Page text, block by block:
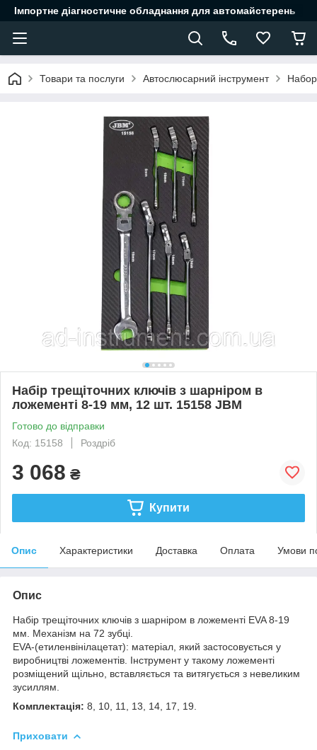
Імпортне діагностичне обладнання для автомайстерень
Товари та послуги Автослюсарний інструмент
Набір трещіточних ключів з шарніром в
ложементі 8-19 мм, 12 шт. 15158 JBM
Готово до відправки
Код: 15158
Роздріб
3 068 ₴
Купити
Опис Характеристики Доставка Оплата Умови
Опис
Набір трещіточних ключів з шарніром в ложементі EVA 8-19
мм. Механізм на 72 зубці.
EVA-(етиленвінілацетат): матеріал, який застосовується у
виробництві ложементів. Інструмент у такому ложементі
розміщений щільно, вставляється та витягується з невеликим
зусиллям.
Комплектація: 8, 10, 11, 13, 14, 17, 19.
Приховати